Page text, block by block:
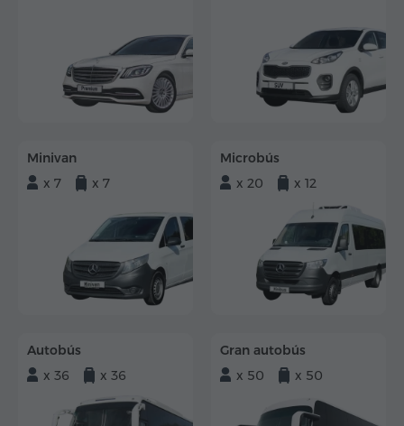
Minivan
x 7
x 7
Microbús
x 20
x 12
Autobús
x 36
x 36
Gran autobús
x 50
x 50